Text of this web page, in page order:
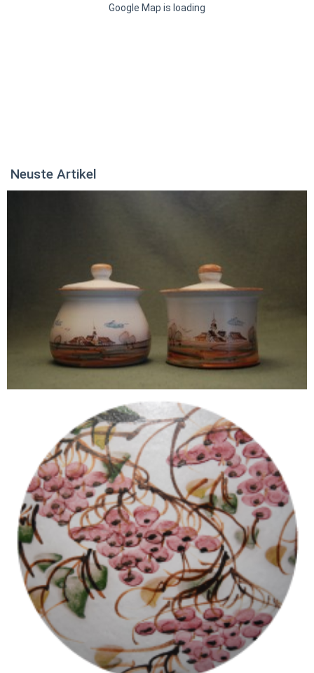
Google Map is loading
Neuste Artikel